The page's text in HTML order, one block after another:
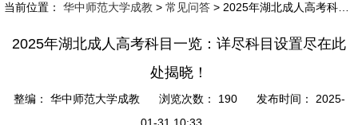
当前位置： 华中师范大学成教 > 常见问答 > 2025年湖北成人高考科目一览：详尽科目设置尽在此处揭晓！
2025年湖北成人高考科目一览：详尽科目设置尽在此
处揭晓！
整编： 华中师范大学成教 浏览次数： 190 发布时间：
2025-